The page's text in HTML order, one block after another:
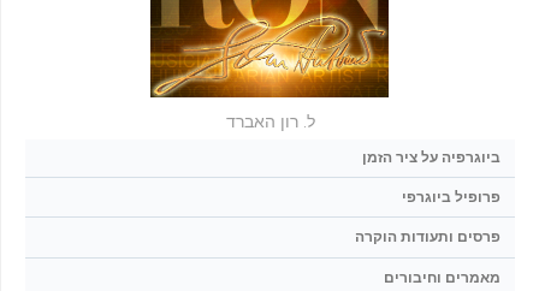
ל. רון האברד
ביוגרפיה על ציר הזמן
פרופיל ביוגרפי
פרסים ותעודות הוקרה
מאמרים וחיבורים